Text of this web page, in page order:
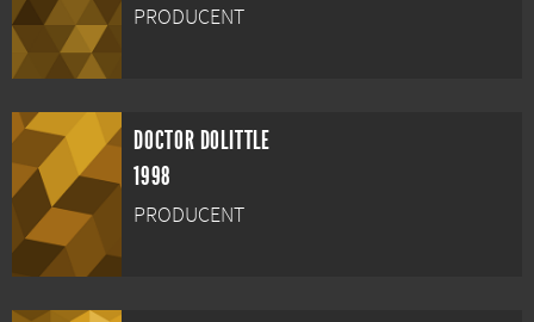
PRODUCENT
DOCTOR DOLITTLE
1998
PRODUCENT